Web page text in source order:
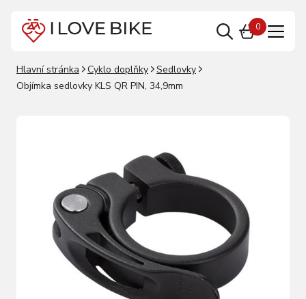
0
Hlavní stránka Cyklo doplňky
Sedlovky
Objímka sedlovky KLS QR PIN, 34,9mm